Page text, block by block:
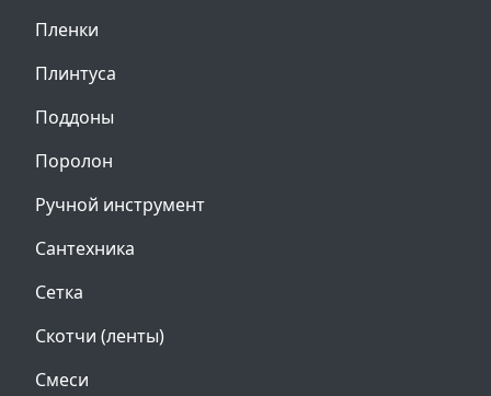
Пленки
Плинтуса
Поддоны
Поролон
Ручной инструмент
Сантехника
Сетка
Скотчи (ленты)
Смеси